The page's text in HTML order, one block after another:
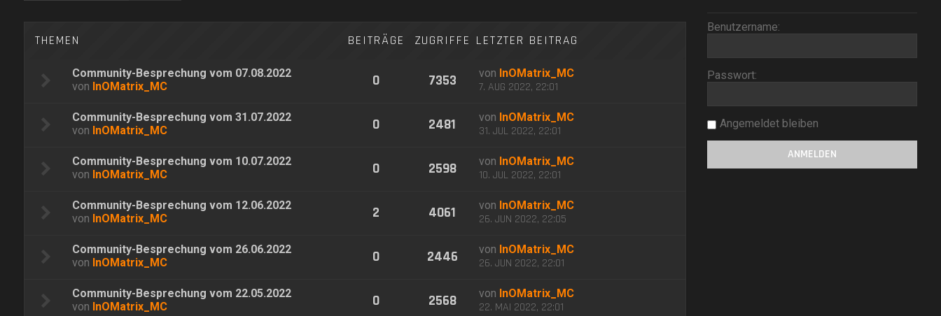
THEMEN BEITRÄGE ZUGRIFFE LETZTER BEITRAG
Community-Besprechung vom 07.08.2022
von InOMatrix_MC 0 7353 von InOMatrix_MC
7. AUG 2022, 22:01
Community-Besprechung vom 31.07.2022
von InOMatrix_MC 0 2481 von InOMatrix_MC
31. JUL 2022, 22:01
Community-Besprechung vom 10.07.2022
von InOMatrix_MC 0 2598 von InOMatrix_MC
10. JUL 2022, 22:01
Community-Besprechung vom 12.06.2022
von InOMatrix_MC 2 4061 von InOMatrix_MC
26. JUN 2022, 22:05
Community-Besprechung vom 26.06.2022
von InOMatrix_MC 0 2446 von InOMatrix_MC
26. JUN 2022, 22:01
Community-Besprechung vom 22.05.2022
von InOMatrix_MC 0 2568 von InOMatrix_MC
22. MAI 2022, 22:01
Benutzername:
Passwort:
Angemeldet bleiben